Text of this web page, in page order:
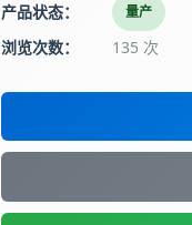
产品状态：
量产
浏览次数： 135 次